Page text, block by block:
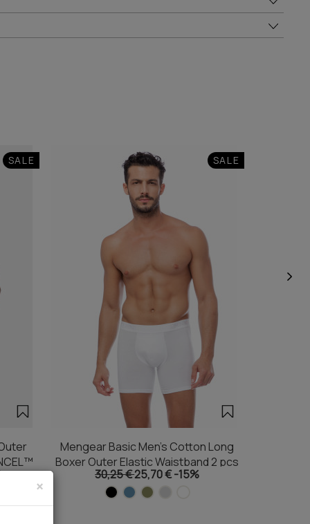
SALE SALE
Mengear Basic Men's Cotton Long
Boxer Outer Elastic Waistband 2 pcs
30,25 €25,70 €-15%
×